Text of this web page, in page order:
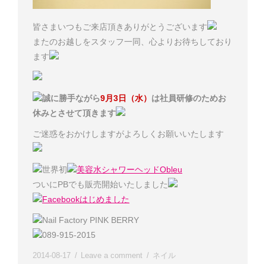
皆さまいつもご来店頂きありがとうございます
またのお越しをスタッフ一同、心よりお待ちしており
ます
誠に勝手ながら9月3日（水） は社員研修のためお
休みとさせて頂きます
ご迷惑をおかけしますがよろしくお願いいたします
世界初
美容水シャワーヘッドObleu
ついにPBでも販売開始いたしました
Facebookはじめました
Nail Factory PINK BERRY
089-915-2015
2014-08-17 Leave a comment
ネイル